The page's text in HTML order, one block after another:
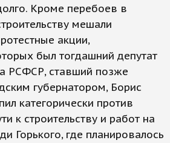
Кроме перебоев в
мешали
акции,
был тогдашний депутат
РСФСР, ставший позже
губернатором, Борис
категорически против
к строительству и работ на
Горького, где планировалось